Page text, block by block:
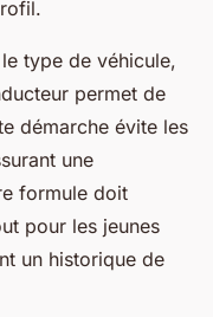
type de véhicule,
permet de
démarche évite les
une
formule doit
pour les jeunes
un historique de